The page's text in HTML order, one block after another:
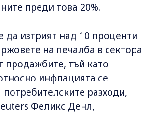
преди това 20%.
изтрият над 10 проценти
на печалба в сектора
продажбите, тъй като
инфлацията се
потребителските разходи,
Феликс Денл,